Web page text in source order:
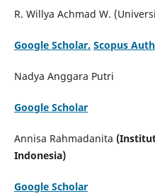
R. Willya Achmad W.
Google Scholar. Scopus
Nadya Anggara Putri
Google Scholar
Annisa Rahmadanita
Indonesia)
Google Scholar